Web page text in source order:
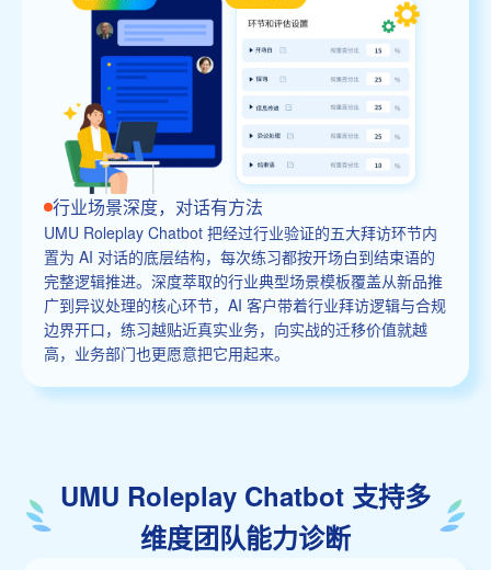
行业场景深度，对话有方法
UMU Roleplay Chatbot 把经过行业验证的五大拜访环节内
置为 AI 对话的底层结构，每次练习都按开场白到结束语的
完整逻辑推进。深度萃取的行业典型场景模板覆盖从新品推
广到异议处理的核心环节，AI 客户带着行业拜访逻辑与合规
边界开口，练习越贴近真实业务，向实战的迁移价值就越
高，业务部门也更愿意把它用起来。
UMU Roleplay Chatbot 支持多
维度团队能力诊断